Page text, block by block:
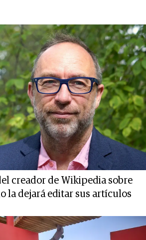
creador de Wikipedia sobre
la dejará editar sus artículos